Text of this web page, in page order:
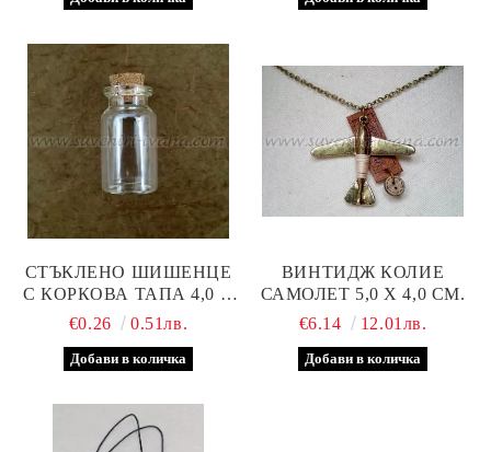
СТЪКЛЕНО ШИШЕНЦЕ
С КОРКОВА ТАПА 4,0 Х
2,0 СМ.
€0.26 0.51лв.
ВИНТИДЖ КОЛИЕ
САМОЛЕТ 5,0 Х 4,0 СМ.
€6.14
12.01лв.